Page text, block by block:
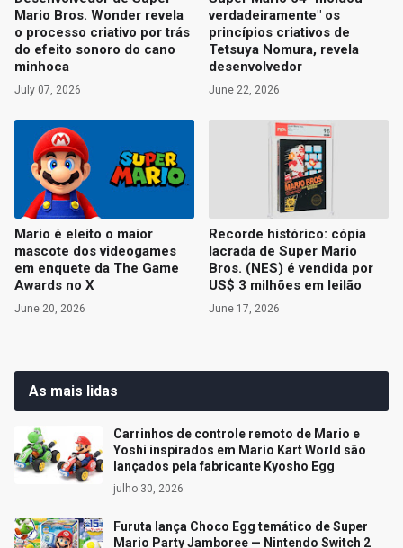
Mario Bros. Wonder revela
o processo criativo por trás
do efeito sonoro do cano
minhoca
July 07, 2026
verdadeiramente" os
princípios criativos de
Tetsuya Nomura, revela
desenvolvedor
June 22, 2026
Mario é eleito o maior
mascote dos videogames
em enquete da The Game
Awards no X
June 20, 2026
Recorde histórico: cópia
lacrada de Super Mario
Bros. (NES) é vendida por
US$ 3 milhões em leilão
June 17, 2026
As mais lidas
Carrinhos de controle remoto de Mario e
Yoshi inspirados em Mario Kart World são
lançados pela fabricante Kyosho Egg
julho 30, 2026
Furuta lança Choco Egg temático de Super
Mario Party Jamboree — Nintendo Switch 2